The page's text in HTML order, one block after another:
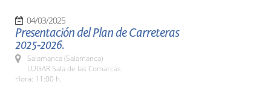
04/03/2025
Presentación del Plan de Carreteras
2025-2026.
Salamanca (Salamanca)
LUGAR Sala de las Comarcas.
Hora: 11:00 h.